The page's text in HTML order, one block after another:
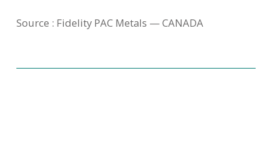
Source : Fidelity PAC Metals — CANADA